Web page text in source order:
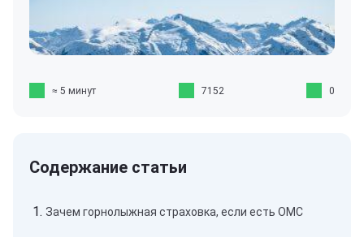
≈ 5 минут 7152 0
Зачем горнолыжная страховка, если есть ОМС